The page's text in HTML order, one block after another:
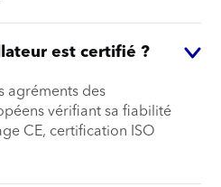
est certifié ?
agréments des
vérifiant sa fiabilité
CE, certification ISO